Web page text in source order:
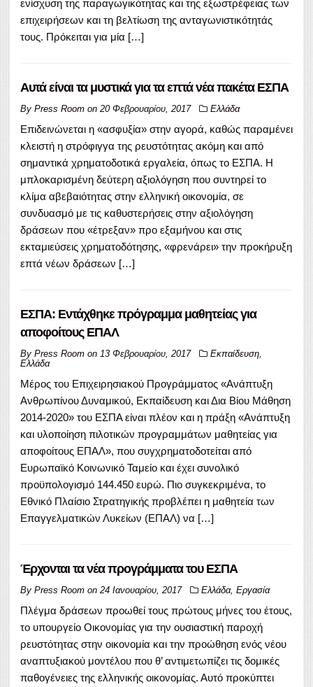
ενίσχυση της παραγωγικότητας και της εξωστρέφειας των
επιχειρήσεων και τη βελτίωση της ανταγωνιστικότητάς
τους. Πρόκειται για μία […]
Αυτά είναι τα μυστικά για τα επτά νέα πακέτα ΕΣΠA
By Press Room on 20 Φεβρουαρίου, 2017 Ελλάδα
Επιδεινώνεται η «ασφυξία» στην αγορά, καθώς παραμένει
κλειστή η στρόφιγγα της ρευστότητας ακόμη και από
σημαντικά χρηματοδοτικά εργαλεία, όπως το ΕΣΠΑ. Η
μπλοκαρισμένη δεύτερη αξιολόγηση που συντηρεί το
κλίμα αβεβαιότητας στην ελληνική οικονομία, σε
συνδυασμό με τις καθυστερήσεις στην αξιολόγηση
δράσεων που «έτρεξαν» προ εξαμήνου και στις
εκταμιεύσεις χρηματοδότησης, «φρενάρει» την προκήρυξη
επτά νέων δράσεων […]
ΕΣΠΑ: Εντάχθηκε πρόγραμμα μαθητείας για
αποφοίτους ΕΠΑΛ
By Press Room on 13 Φεβρουαρίου, 2017 Εκπαίδευση
Ελλάδα
Μέρος του Επιχειρησιακού Προγράμματος «Ανάπτυξη
Ανθρωπίνου Δυναμικού, Εκπαίδευση και Δια Βίου Μάθηση
2014-2020» του ΕΣΠΑ είναι πλέον και η πράξη «Ανάπτυξη
και υλοποίηση πιλοτικών προγραμμάτων μαθητείας για
αποφοίτους ΕΠΑΛ», που συγχρηματοδοτείται από
Ευρωπαϊκό Κοινωνικό Ταμείο και έχει συνολικό
προϋπολογισμό 144.450 ευρώ. Πιο συγκεκριμένα, το
Εθνικό Πλαίσιο Στρατηγικής προβλέπει η μαθητεία των
Επαγγελματικών Λυκείων (ΕΠΑΛ) να […]
Έρχονται τα νέα προγράμματα του ΕΣΠΑ
By Press Room on 24 Ιανουαρίου, 2017 Ελλάδα, Εργασία
Πλέγμα δράσεων προωθεί τους πρώτους μήνες του έτους,
το υπουργείο Οικονομίας για την ουσιαστική παροχή
ρευστότητας στην οικονομία και την προώθηση ενός νέου
αναπτυξιακού μοντέλου που θ’ αντιμετωπίζει τις δομικές
παθογένειες της ελληνικής οικονομίας. Αυτό προκύπτει